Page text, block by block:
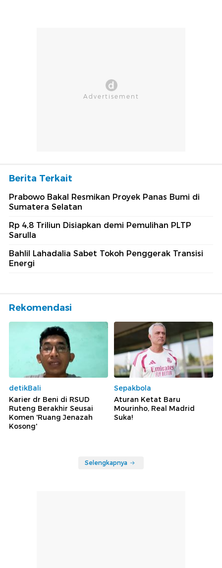
Berita Terkait
Prabowo Bakal Resmikan Proyek Panas Bumi di
Sumatera Selatan
Rp 4,8 Triliun Disiapkan demi Pemulihan PLTP
Sarulla
Bahlil Lahadalia Sabet Tokoh Penggerak Transisi
Energi
Rekomendasi
detikBali
Karier dr Beni di RSUD
Ruteng Berakhir Seusai
Komen 'Ruang Jenazah
Kosong'
Sepakbola
Aturan Ketat Baru
Mourinho, Real Madrid
Suka!
Selengkapnya